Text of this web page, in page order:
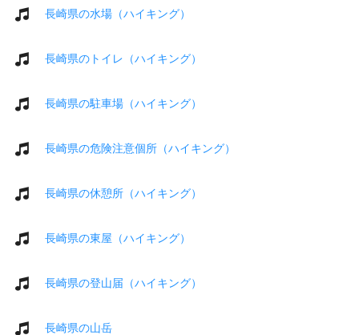
長崎県の水場（ハイキング）
長崎県のトイレ（ハイキング）
長崎県の駐車場（ハイキング）
長崎県の危険注意個所（ハイキング）
長崎県の休憩所（ハイキング）
長崎県の東屋（ハイキング）
長崎県の登山届（ハイキング）
長崎県の山岳